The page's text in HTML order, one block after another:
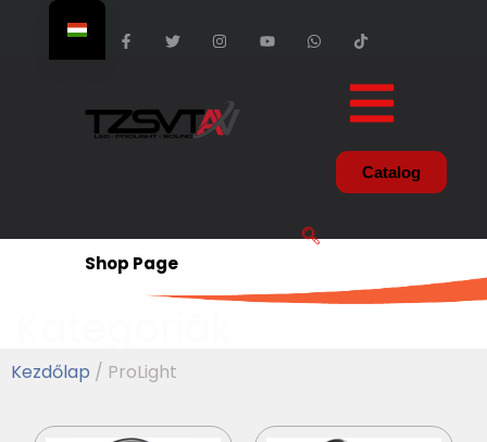
Catalog
Shop Page
Kezdőlap / ProLight